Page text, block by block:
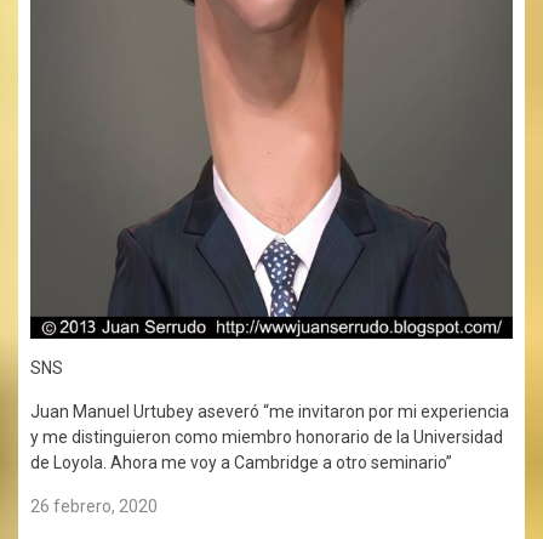
SNS
Juan Manuel Urtubey aseveró “me invitaron por mi experiencia
y me distinguieron como miembro honorario de la Universidad
de Loyola. Ahora me voy a Cambridge a otro seminario”
26 febrero, 2020